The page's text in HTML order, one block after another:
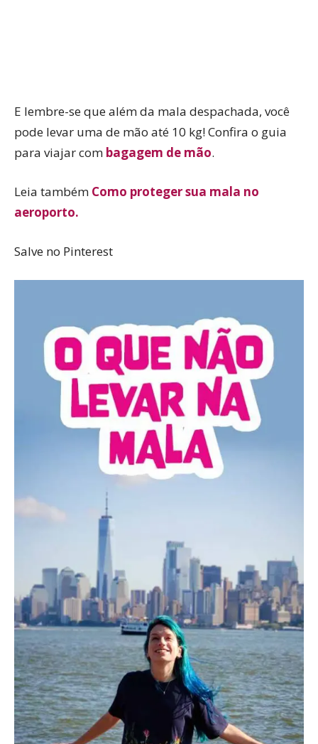
E lembre-se que além da mala despachada, você
pode levar uma de mão até 10 kg! Confira o guia
para viajar com bagagem de mão.
Leia também Como proteger sua mala no
aeroporto.
Salve no Pinterest